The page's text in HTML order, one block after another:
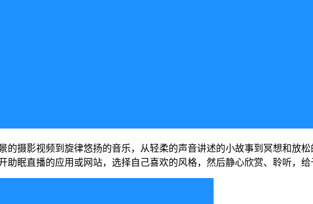
的摄影视频到旋律悠扬的音乐，从轻柔的声音讲述的小故事到冥想和放
助眠直播的应用或网站，选择自己喜欢的风格，然后静心欣赏、聆听，给